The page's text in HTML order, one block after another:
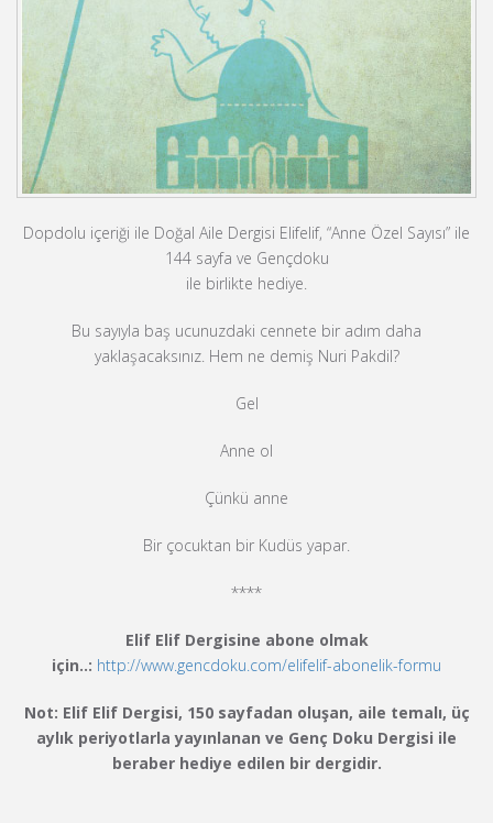
Dopdolu içeriği ile Doğal Aile Dergisi Elifelif, “Anne Özel Sayısı” ile
144 sayfa ve Gençdoku
ile birlikte hediye.
Bu sayıyla baş ucunuzdaki cennete bir adım daha
yaklaşacaksınız. Hem ne demiş Nuri Pakdil?
Gel
Anne ol
Çünkü anne
Bir çocuktan bir Kudüs yapar.
****
Elif Elif Dergisine abone olmak
için..: http://www.gencdoku.com/elifelif-abonelik-formu
Not: Elif Elif Dergisi, 150 sayfadan oluşan, aile temalı, üç
aylık periyotlarla yayınlanan ve Genç Doku Dergisi ile
beraber hediye edilen bir dergidir.